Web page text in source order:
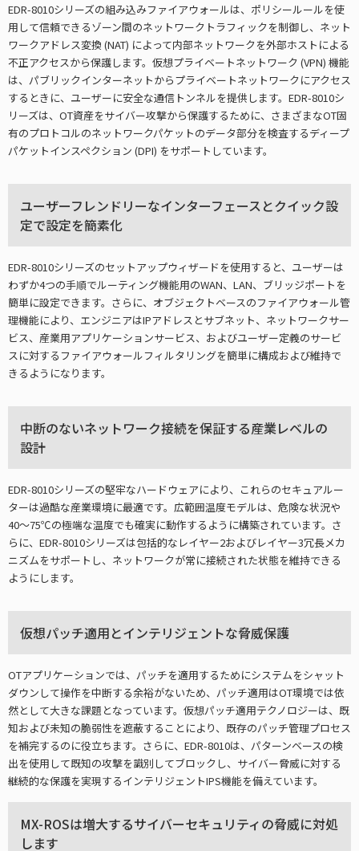
EDR-8010シリーズの組み込みファイアウォールは、ポリシールールを使
用して信頼できるゾーン間のネットワークトラフィックを制御し、ネット
ワークアドレス変換 (NAT) によって内部ネットワークを外部ホストによる
不正アクセスから保護します。仮想プライベートネットワーク (VPN) 機能
は、パブリックインターネットからプライベートネットワークにアクセス
するときに、ユーザーに安全な通信トンネルを提供します。EDR-8010シ
リーズは、OT資産をサイバー攻撃から保護するために、さまざまなOT固
有のプロトコルのネットワークパケットのデータ部分を検査するディープ
パケットインスペクション (DPI) をサポートしています。
ユーザーフレンドリーなインターフェースとクイック設
定で設定を簡素化
EDR-8010シリーズのセットアップウィザードを使用すると、ユーザーは
わずか4つの手順でルーティング機能用のWAN、LAN、ブリッジポートを
簡単に設定できます。さらに、オブジェクトベースのファイアウォール管
理機能により、エンジニアはIPアドレスとサブネット、ネットワークサー
ビス、産業用アプリケーションサービス、およびユーザー定義のサービ
スに対するファイアウォールフィルタリングを簡単に構成および維持で
きるようになります。
中断のないネットワーク接続を保証する産業レベルの
設計
EDR-8010シリーズの堅牢なハードウェアにより、これらのセキュアルー
ターは過酷な産業環境に最適です。広範囲温度モデルは、危険な状況や
40～75℃の極端な温度でも確実に動作するように構築されています。さ
らに、EDR-8010シリーズは包括的なレイヤー2およびレイヤー3冗長メカ
ニズムをサポートし、ネットワークが常に接続された状態を維持できる
ようにします。
仮想パッチ適用とインテリジェントな脅威保護
OTアプリケーションでは、パッチを適用するためにシステムをシャット
ダウンして操作を中断する余裕がないため、パッチ適用はOT環境では依
然として大きな課題となっています。仮想パッチ適用テクノロジーは、既
知および未知の脆弱性を遮蔽することにより、既存のパッチ管理プロセス
を補完するのに役立ちます。さらに、EDR-8010は、パターンベースの検
出を使用して既知の攻撃を識別してブロックし、サイバー脅威に対する
継続的な保護を実現するインテリジェントIPS機能を備えています。
MX-ROSは増大するサイバーセキュリティの脅威に対処
します